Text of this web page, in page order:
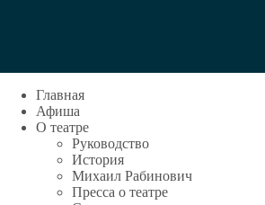
Главная
Афиша
О театре
Руководство
История
Михаил Рабинович
Пресса о театре